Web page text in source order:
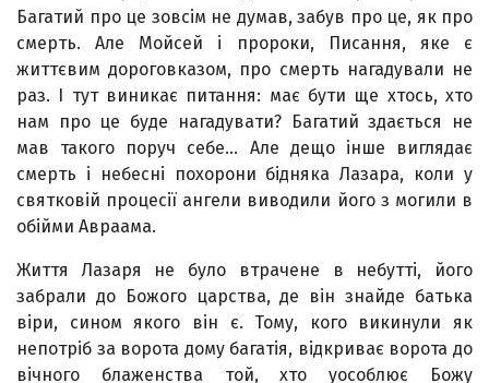
Багатий про це зовсім не думав, забув про це, як про
смерть. Але Мойсей і пророки, Писання, яке є
життєвим дороговказом, про смерть нагадували не
раз. І тут виникає питання: має бути ще хтось, хто
нам про це буде нагадувати? Багатий здається не
мав такого поруч себе… Але дещо інше виглядає
смерть і небесні похорони бідняка Лазара, коли у
святковій процесії ангели виводили його з могили в
обійми Авраама.
Життя Лазаря не було втрачене в небутті, його
забрали до Божого царства, де він знайде батька
віри, сином якого він є. Тому, кого викинули як
непотріб за ворота дому багатія, відкриває ворота до
вічного блаженства той, хто уособлює Божу